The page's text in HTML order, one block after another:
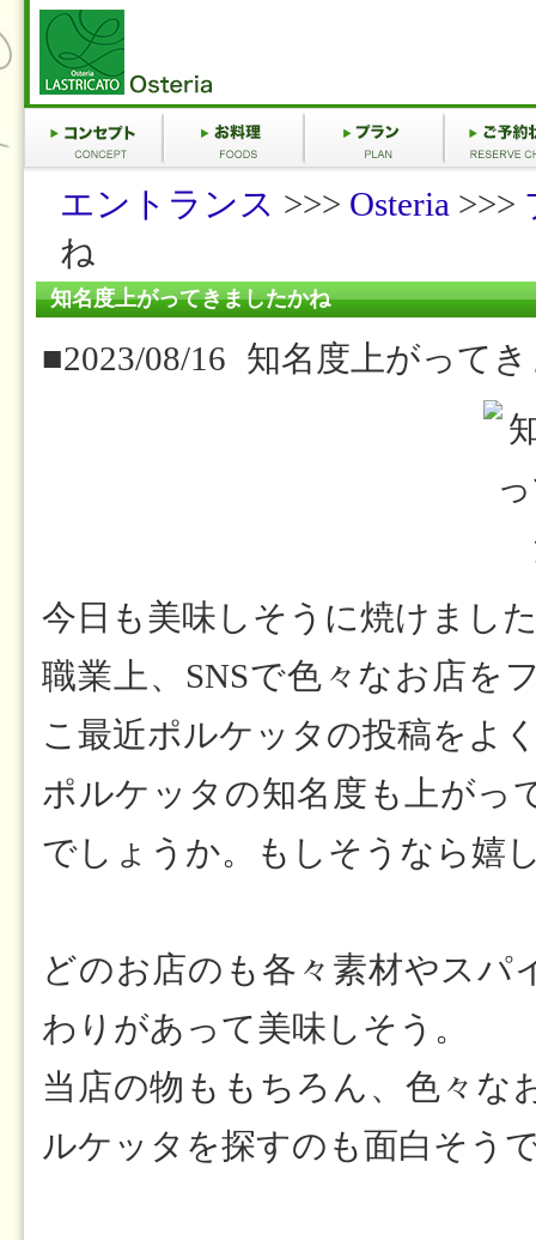
エントランス >>> Osteria >>>
ね
知名度上がってきましたかね
■2023/08/16 知名度上がって
今日も美味しそうに焼けまし
職業上、SNSで色々なお店を
こ最近ポルケッタの投稿をよ
ポルケッタの知名度も上がっ
でしょうか。もしそうなら嬉
どのお店のも各々素材やスパ
わりがあって美味しそう。
当店の物ももちろん、色々な
ルケッタを探すのも面白そう